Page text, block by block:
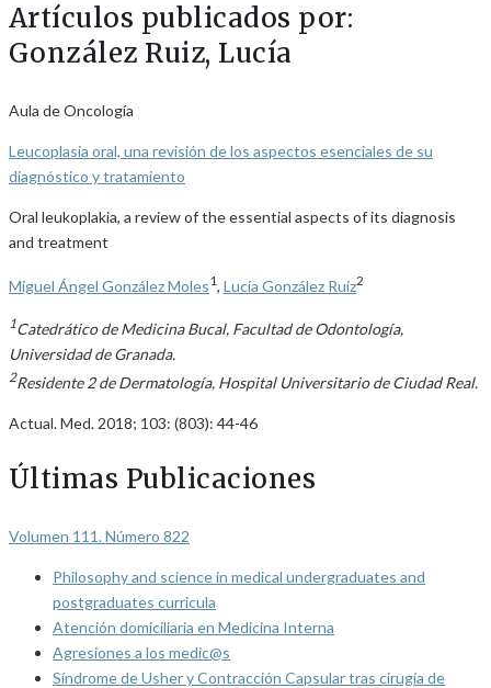
Artículos publicados por:
González Ruiz, Lucía
Aula de Oncología
Leucoplasia oral, una revisión de los aspectos esenciales de su
diagnóstico y tratamiento
Oral leukoplakia, a review of the essential aspects of its diagnosis
and treatment
Miguel Ángel González Moles1, Lucía González Ruiz2
1Catedrático de Medicina Bucal, Facultad de Odontología,
Universidad de Granada.
2Residente 2 de Dermatología, Hospital Universitario de Ciudad Real.
Actual. Med. 2018; 103: (803): 44-46
Últimas Publicaciones
Volumen 111. Número 822
Philosophy and science in medical undergraduates and
postgraduates curricula
Atención domiciliaria en Medicina Interna
Agresiones a los medic@s
Síndrome de Usher y Contracción Capsular tras cirugía de